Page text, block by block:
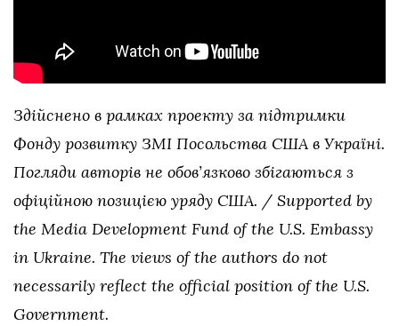
Здійснено в рамках проекту за підтримки
Фонду розвитку ЗМІ Посольства США в Україні.
Погляди авторів не обов’язково збігаються з
офіційною позицією уряду США. / Supported by
the Media Development Fund of the U.S. Embassy
in Ukraine. The views of the authors do not
necessarily reflect the official position of the U.S.
Government.